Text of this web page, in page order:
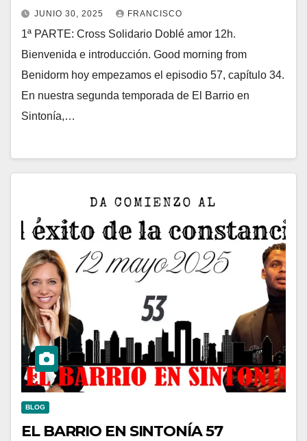
JUNIO 30, 2025 FRANCISCO
1ª PARTE: Cross Solidario Doblé amor 12h.
Bienvenida e introducción. Good morning from
Benidorm hoy empezamos el episodio 57, capítulo 34.
En nuestra segunda temporada de El Barrio en
Sintonía,…
BLOG
EL BARRIO EN SINTONÍA 57